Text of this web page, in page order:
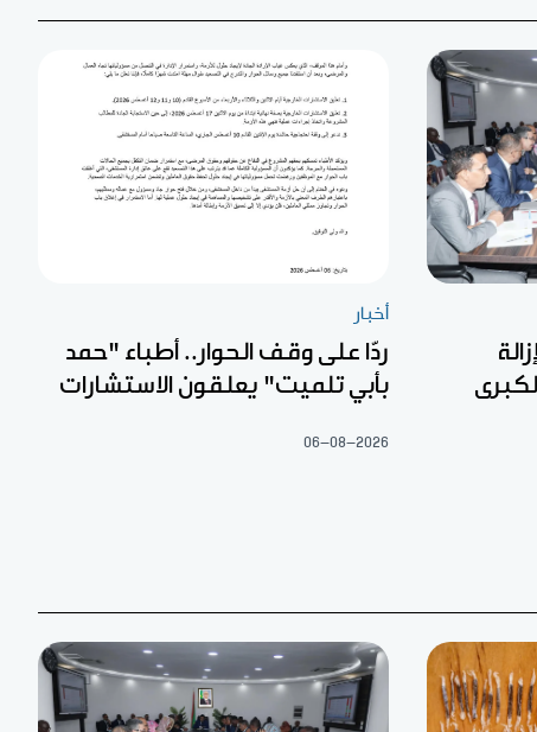
أخبار
ردّا على وقف الحوار.. أطباء "حمد
بأبي تلميت" يعلقون الاستشارات
06-08-2026